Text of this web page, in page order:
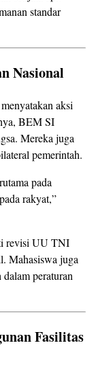
standar
Nasional
aksi
BEM SI
Mereka juga
pemerintah.
pada
rakyat,”
revisi UU TNI
Mahasiswa juga
dalam peraturan
Fasilitas